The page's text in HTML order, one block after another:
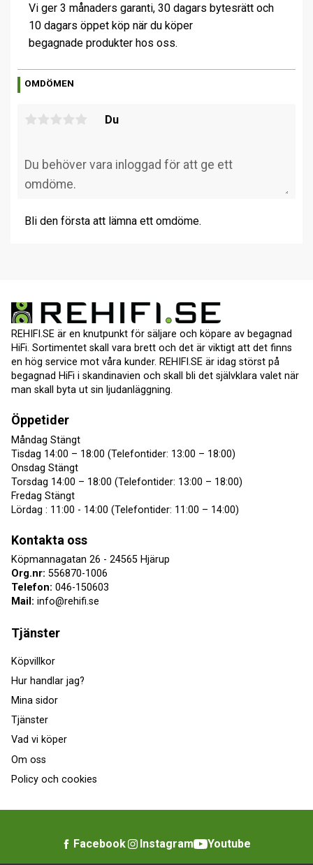
Vi ger 3 månaders garanti, 30 dagars bytesrätt och
10 dagars öppet köp när du köper
begagnade produkter hos oss.
OMDÖMEN
Du
Bli den första att lämna ett omdöme.
REHIFI.SE är en knutpunkt för säljare och köpare av begagnad
HiFi. Sortimentet skall vara brett och det är viktigt att det finns
en hög service mot våra kunder. REHIFI.SE är idag störst på
begagnad HiFi i skandinavien och skall bli det självklara valet när
man skall byta ut sin ljudanläggning.
Öppetider
Måndag Stängt
Tisdag 14:00 – 18:00 (Telefontider: 13:00 – 18:00)
Onsdag Stängt
Torsdag 14:00 – 18:00 (Telefontider: 13:00 – 18:00)
Fredag Stängt
Lördag : 11:00 - 14:00 (Telefontider: 11:00 – 14:00)
Kontakta oss
Köpmannagatan 26 - 24565 Hjärup
Org.nr: 556870-1006
Telefon: 046-150603
Mail: info@rehifi.se
Tjänster
Köpvillkor
Hur handlar jag?
Mina sidor
Tjänster
Vad vi köper
Om oss
Policy och cookies
Facebook Instagram Youtube